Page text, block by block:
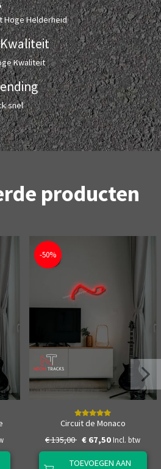
Hoge Helderheid
Kwaliteit
snel
producten
-50%
Circuit de Monaco
€ 135,00 € 67,50 Incl. btw
TOEVOEGEN AAN